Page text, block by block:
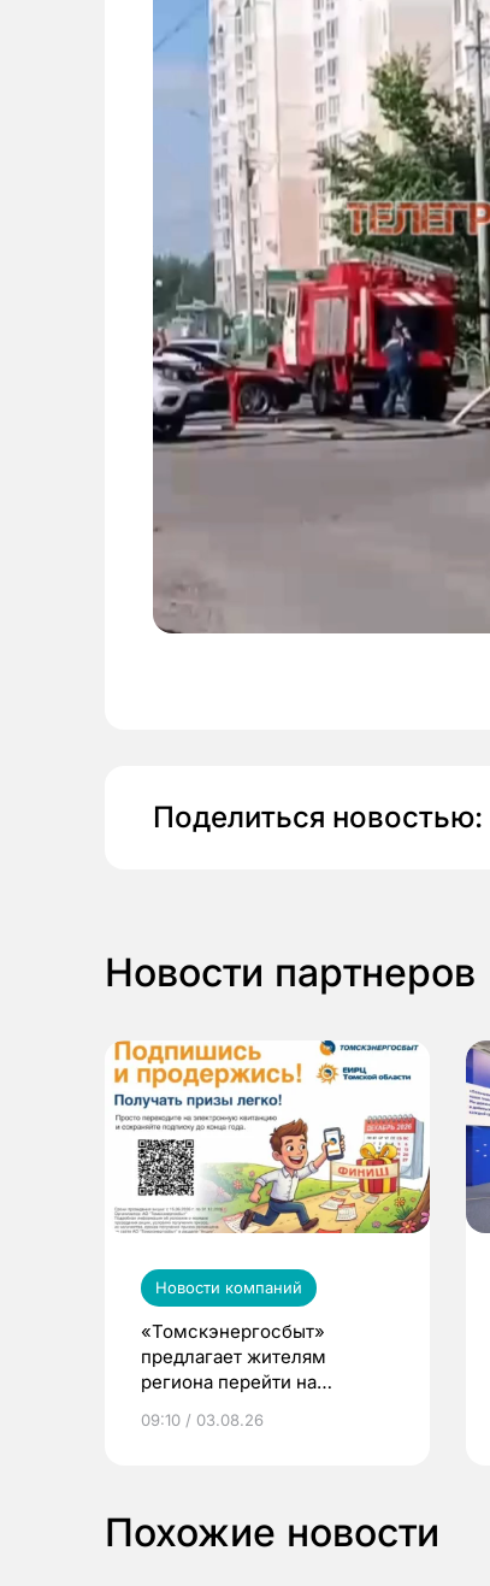
Поделиться новостью:
Новости партнеров
Новости компаний
«Томскэнергосбыт»
предлагает жителям
региона перейти на
выиграть призы
09:10 / 03.08.26
Похожие новости